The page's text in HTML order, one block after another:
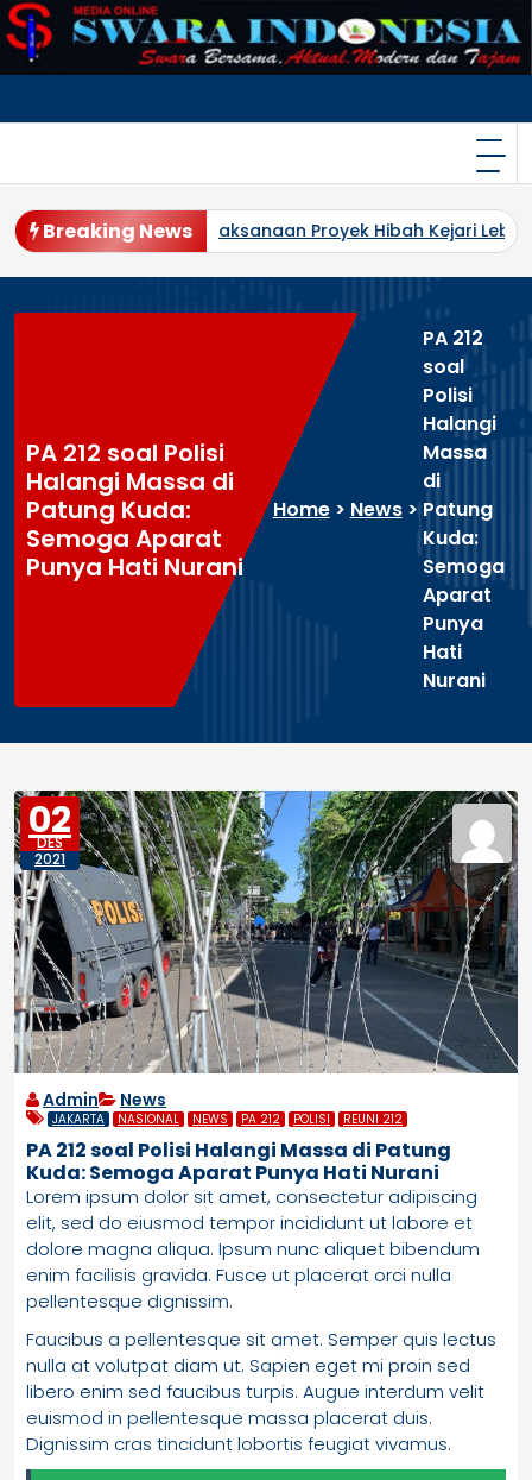
Skip
to
content
Breaking News
Pelaksanaan Proyek Hibah Kejari Lebong Jadi Sorotan,
PA 212 soal Polisi
Halangi Massa di
Patung Kuda:
Semoga Aparat
Punya Hati Nurani
Home> News>
PA 212
soal
Polisi
Halangi
Massa
di
Patung
Kuda:
Semoga
Aparat
Punya
Hati
Nurani
02
DES
2021
Admin News
JAKARTA NASIONAL NEWS PA 212 POLISI REUNI 212
PA 212 soal Polisi Halangi Massa di Patung
Kuda: Semoga Aparat Punya Hati Nurani
Lorem ipsum dolor sit amet, consectetur adipiscing
elit, sed do eiusmod tempor incididunt ut labore et
dolore magna aliqua. Ipsum nunc aliquet bibendum
enim facilisis gravida. Fusce ut placerat orci nulla
pellentesque dignissim.
Faucibus a pellentesque sit amet. Semper quis lectus
nulla at volutpat diam ut. Sapien eget mi proin sed
libero enim sed faucibus turpis. Augue interdum velit
euismod in pellentesque massa placerat duis.
Dignissim cras tincidunt lobortis feugiat vivamus.